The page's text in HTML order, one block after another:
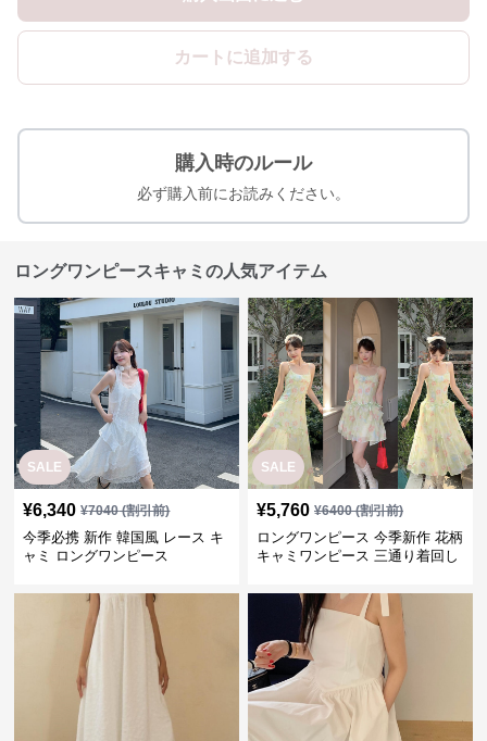
カートに追加する
購入時のルール
必ず購入前にお読みください。
ロングワンピースキャミの人気アイテム
SALE
¥6,340 ¥7040(割引前)
今季必携 新作 韓国風 レース キ
ャミ ロングワンピース
SALE
¥5,760 ¥6400(割引前)
ロングワンピース 今季新作 花柄
キャミワンピース 三通り着回し